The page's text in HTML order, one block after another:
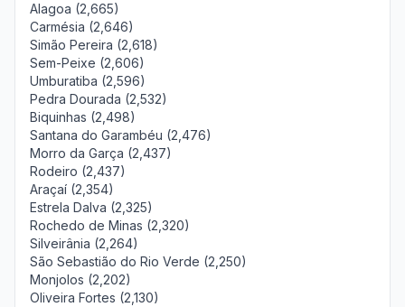
Alagoa (2,665)
Carmésia (2,646)
Simão Pereira (2,618)
Sem-Peixe (2,606)
Umburatiba (2,596)
Pedra Dourada (2,532)
Biquinhas (2,498)
Santana do Garambéu (2,476)
Morro da Garça (2,437)
Rodeiro (2,437)
Araçaí (2,354)
Estrela Dalva (2,325)
Rochedo de Minas (2,320)
Silveirânia (2,264)
São Sebastião do Rio Verde (2,250)
Monjolos (2,202)
Oliveira Fortes (2,130)